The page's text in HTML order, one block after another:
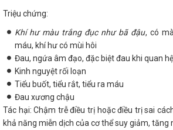
Triệu chứng:
Khí hư màu trắng đục như bã đậu, có
máu, khí hư có mùi hôi
Đau, ngứa âm đạo, đặc biệt đau khi quan
Kinh nguyệt rối loạn
Tiểu buốt, tiểu rắt, tiểu ra máu
Đau xương chậu
Tác hại: Chậm trễ điều trị hoặc điều trị sai
khả năng miễn dịch của cơ thể suy giảm, tăng